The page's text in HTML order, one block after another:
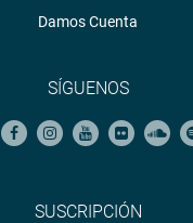
Damos Cuenta
SÍGUENOS
SUSCRIPCIÓN